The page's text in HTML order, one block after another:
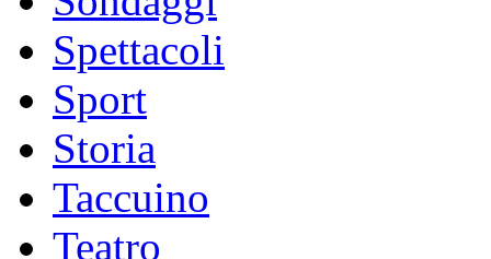
Spettacoli
Sport
Storia
Taccuino
Teatro